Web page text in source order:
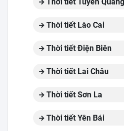
Thời tiết Lào Cai
Thời tiết Điện Biên
Thời tiết Lai Châu
Thời tiết Sơn La
Thời tiết Yên Bái